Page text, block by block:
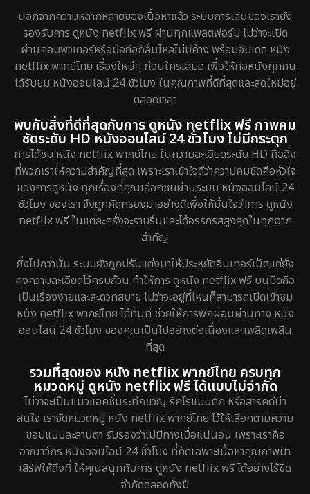
นอกจากความหลากหลายของเนื้อหาแล้ว ระบบการเล่นของเรายัง
รองรับการ ดูหนัง netflix ฟรี ผ่านทุกแพลตฟอร์ม ไม่ว่าจะเปิด
ผ่านคอมพิวเตอร์หรือมือถือก็ลื่นไหลไม่มีค้าง พร้อมอัปเดต หนัง
netflix พากย์ไทย เรื่องใหม่ๆ ก่อนใครเสมอ เพื่อให้คอหนังทุกคน
ได้รับชม หนังออนไลน์ 24 ชั่วโมง ในคุณภาพที่ดีที่สุดและสดใหม่อยู่
ตลอดเวลา
พบกับสิ่งที่ดีที่สุดกับการ ดูหนัง netflix ฟรี ภาพคม
ชัดระดับ HD หนังออนไลน์ 24 ชั่วโมง ไม่มีกระตุก
การได้ชม หนัง netflix พากย์ไทย ในความละเอียดระดับ HD คือสิ่ง
ที่พวกเราให้ความสำคัญที่สุด เพราะเราเข้าใจดีว่าความคมชัดคือหัวใจ
ของการดูหนัง ทุกเรื่องที่คุณเลือกชมผ่านระบบ หนังออนไลน์ 24
ชั่วโมง ของเรา จึงถูกคัดกรองมาอย่างดีเพื่อให้มั่นใจว่าการ ดูหนัง
netflix ฟรี ในแต่ละครั้งจะราบรื่นและได้อรรถรสสูงสุดในทุกฉาก
สำคัญ
ยิ่งไปกว่านั้น ระบบยังถูกปรับแต่งมาให้ประหยัดอินเทอร์เน็ตแต่ยัง
คงความละเอียดไว้ครบถ้วน ทำให้การ ดูหนัง netflix ฟรี บนมือถือ
เป็นเรื่องง่ายและสะดวกสบาย ไม่ว่าจะอยู่ที่ไหนก็สามารถเปิดเข้าชม
หนัง netflix พากย์ไทย ได้ทันที ช่วยให้การพักผ่อนผ่านทาง หนัง
ออนไลน์ 24 ชั่วโมง ของคุณเป็นไปอย่างต่อเนื่องและเพลิดเพลิน
ที่สุด
รวมที่สุดของ หนัง netflix พากย์ไทย ครบทุก
หมวดหมู่ ดูหนัง netflix ฟรี ได้แบบไม่จำกัด
ไม่ว่าจะเป็นแนวแอคชั่นระทึกขวัญ รักโรแมนติก หรือสารคดีน่า
สนใจ เราจัดหมวดหมู่ หนัง netflix พากย์ไทย ไว้ให้เลือกตามความ
ชอบแบบละลานตา รับรองว่าไม่มีทางเบื่อแน่นอน เพราะเราคือ
อาณาจักร หนังออนไลน์ 24 ชั่วโมง ที่คัดเฉพาะเนื้อหาคุณภาพมา
เสิร์ฟให้ถึงที่ ให้คุณสนุกกับการ ดูหนัง netflix ฟรี ได้อย่างไร้ขีด
จำกัดตลอดทั้งปี